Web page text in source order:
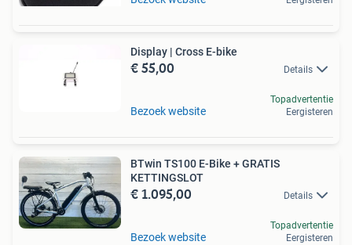
Display | Cross E-bike
€ 55,00 Details
Bezoek website
Topadvertentie
Eergisteren
BTwin TS100 E-Bike + GRATIS
KETTINGSLOT
€ 1.095,00 Details
Bezoek website
Topadvertentie
Eergisteren